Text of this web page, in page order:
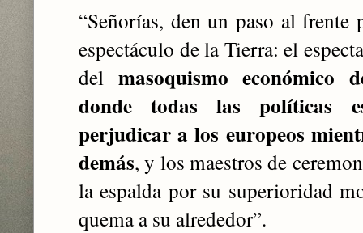
“Señorías, den un paso al frente
espectáculo de la Tierra: el
del masoquismo económico
donde todas las políticas
perjudicar a los europeos
demás, y los maestros de
la espalda por su superioridad
quema a su alrededor”.